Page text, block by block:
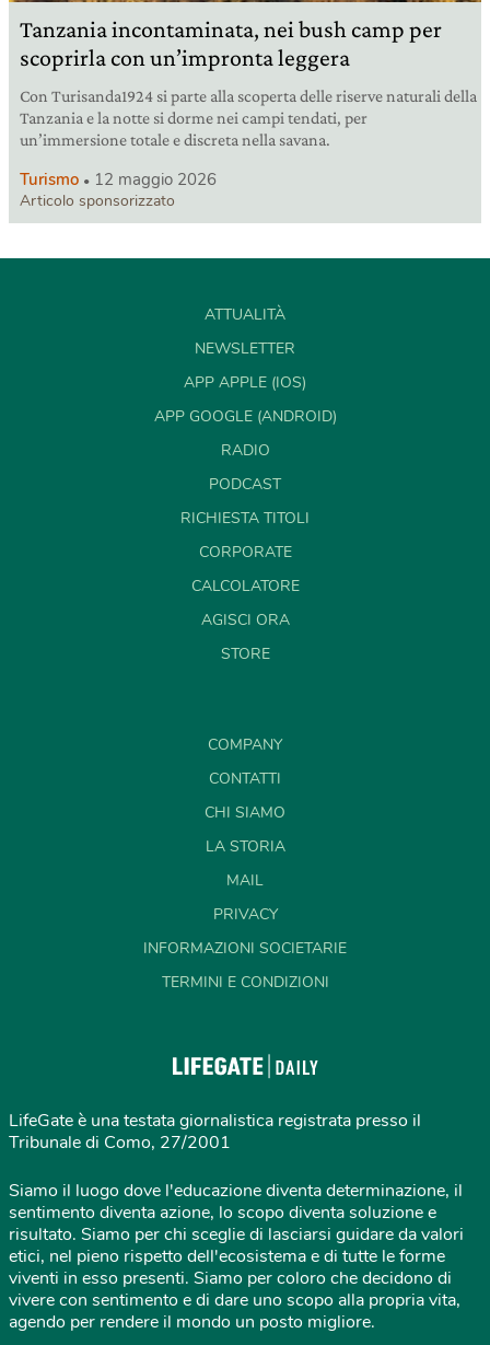
Tanzania incontaminata, nei bush camp per
scoprirla con un’impronta leggera
Con Turisanda1924 si parte alla scoperta delle riserve naturali della
Tanzania e la notte si dorme nei campi tendati, per
un’immersione totale e discreta nella savana.
Turismo 12 maggio 2026
Articolo sponsorizzato
ATTUALITÀ
NEWSLETTER
APP APPLE (IOS)
APP GOOGLE (ANDROID)
RADIO
PODCAST
RICHIESTA TITOLI
CORPORATE
CALCOLATORE
AGISCI ORA
STORE
COMPANY
CONTATTI
CHI SIAMO
LA STORIA
MAIL
PRIVACY
INFORMAZIONI SOCIETARIE
TERMINI E CONDIZIONI
LifeGate è una testata giornalistica registrata presso il
Tribunale di Como, 27/2001
Siamo il luogo dove l'educazione diventa determinazione, il
sentimento diventa azione, lo scopo diventa soluzione e
risultato. Siamo per chi sceglie di lasciarsi guidare da valori
etici, nel pieno rispetto dell'ecosistema e di tutte le forme
viventi in esso presenti. Siamo per coloro che decidono di
vivere con sentimento e di dare uno scopo alla propria vita,
agendo per rendere il mondo un posto migliore.